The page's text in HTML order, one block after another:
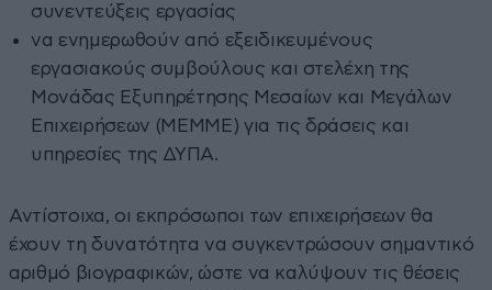
συνεντεύξεις εργασίας
να ενημερωθούν από εξειδικευμένους
εργασιακούς συμβούλους και στελέχη της
Μονάδας Εξυπηρέτησης Μεσαίων και Μεγάλων
Επιχειρήσεων (ΜΕΜΜΕ) για τις δράσεις και
υπηρεσίες της ΔΥΠΑ.
Αντίστοιχα, οι εκπρόσωποι των επιχειρήσεων θα
έχουν τη δυνατότητα να συγκεντρώσουν σημαντικό
αριθμό βιογραφικών, ώστε να καλύψουν τις θέσεις